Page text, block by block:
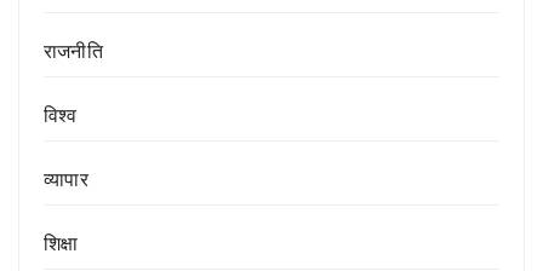
राजनीति
विश्व
व्यापार
शिक्षा